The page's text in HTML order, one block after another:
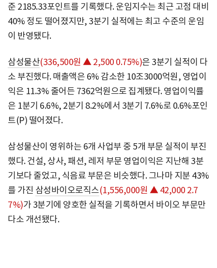
준 2185.33포인트를 기록했다. 운임지수는 최근 고점 대비
40% 정도 떨어졌지만, 3분기 실적에는 최고 수준의 운임
이 반영됐다.
삼성물산(336,500원 ▲ 2,500 0.75%)은 3분기 실적이 다
소 부진했다. 매출액은 6% 감소한 10조3000억원, 영업이
익은 11.3% 줄어든 7362억원으로 집계됐다. 영업이익률
은 1분기 6.6%, 2분기 8.2%에서 3분기 7.6%로 0.6%포인
트(P) 떨어졌다.
삼성물산이 영위하는 6개 사업부 중 5개 부문 실적이 부진
했다. 건설, 상사, 패션, 레저 부문 영업이익은 지난해 3분
기보다 줄었고, 식음료 부문은 비슷했다. 그나마 지분 43%
를 가진 삼성바이오로직스(1,556,000원 ▲ 42,000 2.7
7%)가 3분기에 양호한 실적을 기록하면서 바이오 부문만
다소 개선됐다.